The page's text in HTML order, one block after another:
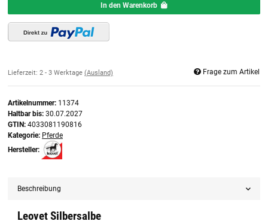
In den Warenkorb
Lieferzeit: 2 - 3 Werktage (Ausland) Frage zum Artikel
Artikelnummer: 11374
Haltbar bis: 30.07.2027
GTIN: 4033081190816
Kategorie: Pferde
Hersteller:
Beschreibung
Leovet Silbersalbe